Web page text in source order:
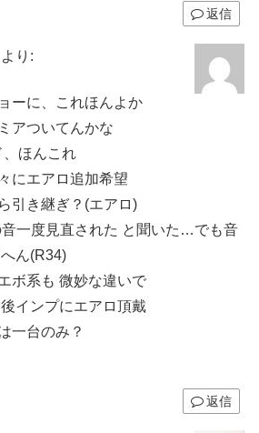
返信
より:
ーに、これほんよか
アついてんかな
ほんこれ
にエアロ追加希望
引き継ぎ？(エアロ)
一度見直された と聞いた…でも音
ん(R34)
ボ系も 微妙な違いで
インプにエアロ頂戴
一台のみ？
返信